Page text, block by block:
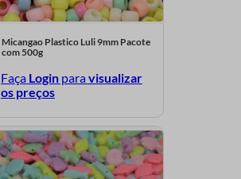
Micangao Plastico Luli 9mm Pacote
com 500g
Faça Loginparavisualizar
os preços